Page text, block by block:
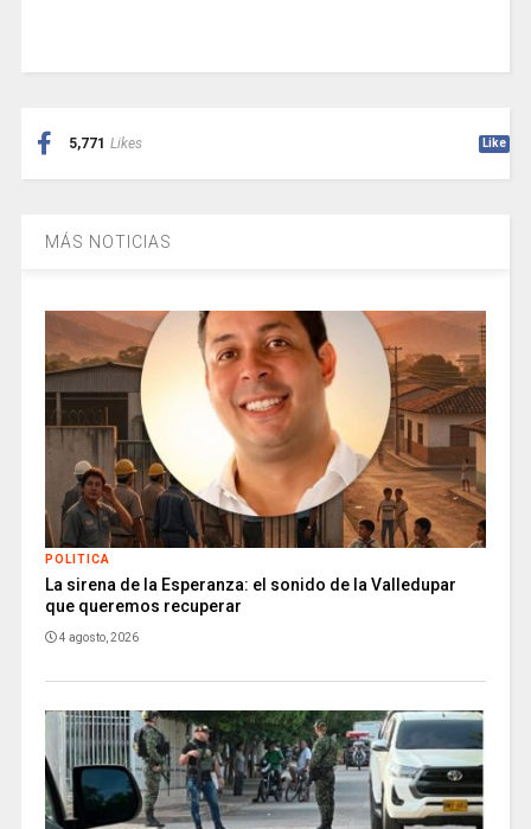
5,771 Likes Like
MÁS NOTICIAS
POLITICA
La sirena de la Esperanza: el sonido de la Valledupar
que queremos recuperar
4 agosto, 2026